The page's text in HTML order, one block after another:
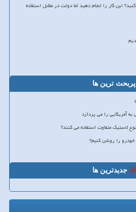
این کار را انجام دهید اما دولت در مقابل استفاده
پربحث ترین ها
آمریکایی را می پردازد
لاستیک متفاوت استفاده می کنند؟
خودرو را روشن کنیم؟
جدیدترین ها